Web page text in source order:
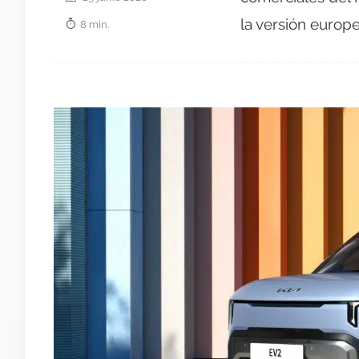
8 min.
la versión